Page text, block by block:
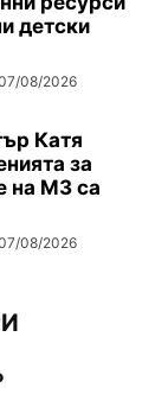
детски
08/2026
Катя
за
на МЗ са
08/2026